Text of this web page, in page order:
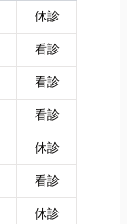
休診
看診
看診
看診
休診
看診
休診